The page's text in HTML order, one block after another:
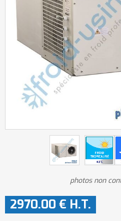
photos non
2970.00 € H.T.